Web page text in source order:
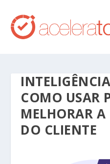
COMO USAR
MELHORAR A
DO CLIENTE